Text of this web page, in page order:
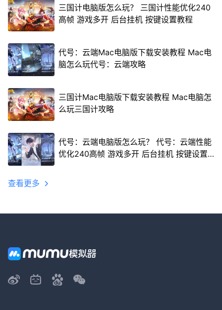
三国计电脑版怎么玩？ 三国计性能优化240
高帧 游戏多开 后台挂机 按键设置教程
代号：云端Mac电脑版下载安装教程 Mac电
脑怎么玩代号：云端攻略
三国计Mac电脑版下载安装教程 Mac电脑怎
么玩三国计攻略
代号：云端电脑版怎么玩？ 代号：云端性能
优化240高帧 游戏多开 后台挂机 按键设置
查看更多